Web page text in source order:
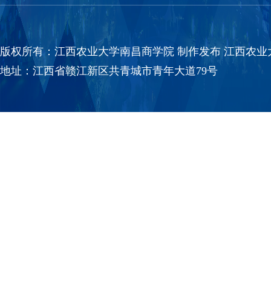
版权所有：江西农业大学南昌商学院 制作发布 江西农
地址：江西省赣江新区共青城市青年大道79号